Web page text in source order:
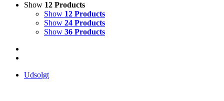
Show 12 Products
Show 12 Products
Show 24 Products
Show 36 Products
Udsolgt